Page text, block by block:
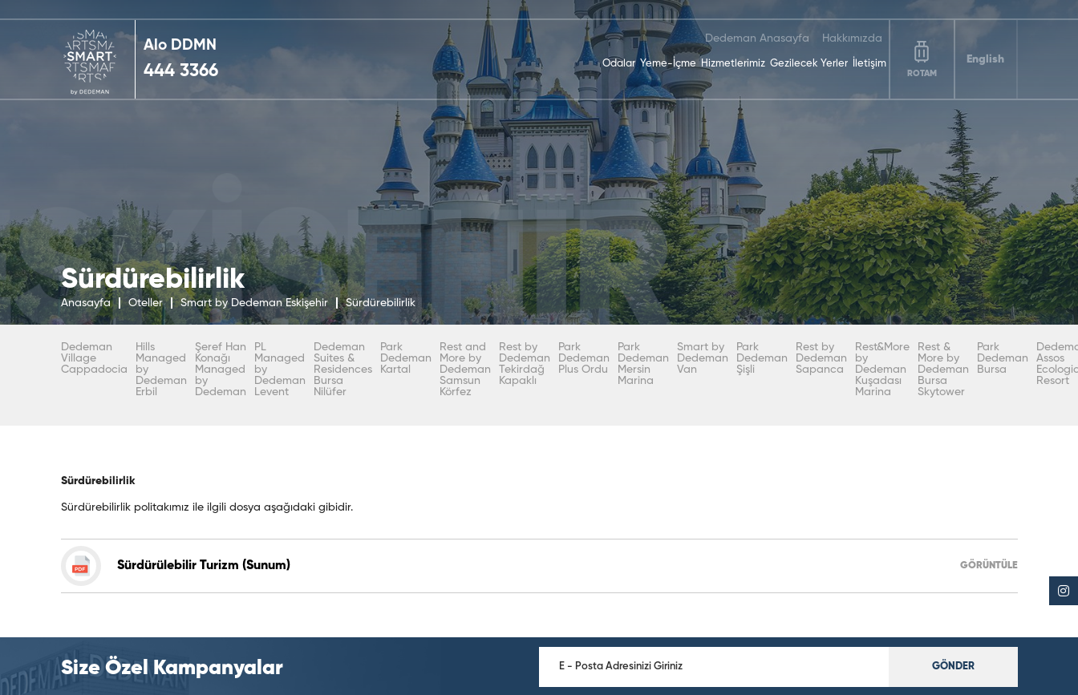
Alo DDMN
444 3366
Dedeman Anasayfa Hakkımızda
Odalar Yeme-İçme Hizmetlerimiz Gezilecek Yerler İletişim
ROTAM
English
Sürdürebilirlik
Anasayfa Oteller Smart by Dedeman Eskişehir Sürdürebilirlik
Dedeman
Village
Cappadocia
Hills
Managed
by
Dedeman
Erbil
Şeref Han
Konağı
Managed
by
Dedeman
PL
Managed
by
Dedeman
Levent
Dedeman
Suites &
Residences
Bursa
Nilüfer
Park
Dedeman
Kartal
Rest and
More by
Dedeman
Samsun
Körfez
Rest by
Dedeman
Tekirdağ
Kapaklı
Park
Dedeman
Plus Ordu
Park
Dedeman
Mersin
Marina
Smart by
Dedeman
Van
Park
Dedeman
Şişli
Rest by
Dedeman
Sapanca
Rest&More
by
Dedeman
Kuşadası
Marina
Rest &
More by
Dedeman
Bursa
Skytower
Park
Dedeman
Bursa
Assos
Resort
Sürdürebilirlik
Sürdürebilirlik politakımız ile ilgili dosya aşağıdaki gibidir.
Sürdürülebilir Turizm (Sunum) GÖRÜNTÜLE
Size Özel Kampanyalar GÖNDER